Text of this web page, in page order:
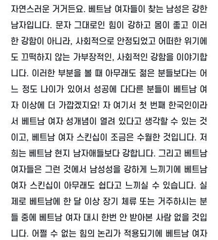
자연스러운 거거든요. 베트남 여자들이 찾는 남성은 강한
남자입니다. 문자 그대로인 힘이 강하고 몸이 좋고 이러
한 강함이 아니라, 사회적으로 안정되었고 어떠한 위기에
도 끄떡하지 않는 가부장적인, 사회적인 강함을 이야기합
니다. 이러한 부분을 볼 때 아무래도 젊은 분들보다는 어
느 정도 나이가 있어서 성공에 다다른 분들이 베트남 여
자 이상에 더 가깝겠지요! 자 여기서 첫 번째 한국인이라
서 베트남 여자 성개념이 열려 있다고 생각할 수 있는 것
이고, 베트남 여자 스킨십이 조금은 수월한 것입니다. 저
희는 베트남 현지 남자애들보다 강합니다. 그리고 베트남
여자들은 그런 것에서 남성성을 강하게 느끼기에 베트남
여자 스킨십이 아무래도 쉽다고 느끼실 수 있습니다. 실
제로 베트남에 한 달 이상 장기 체류 또는 거주하시는 분
들 중에 베트남 여자 대시 한번 안 받아본 사람 없을 것입
니다. 어쩔 수 없는 힘의 논리가 적용되기에 베트남 여자